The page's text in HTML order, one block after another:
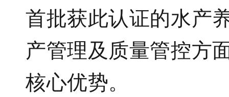
首批获此认证的水产
产管理及质量管控方
核心优势。